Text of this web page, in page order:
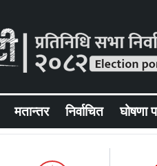
मतान्तर निर्वाचित घोषणा